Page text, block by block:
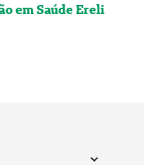
em Saúde Ereli